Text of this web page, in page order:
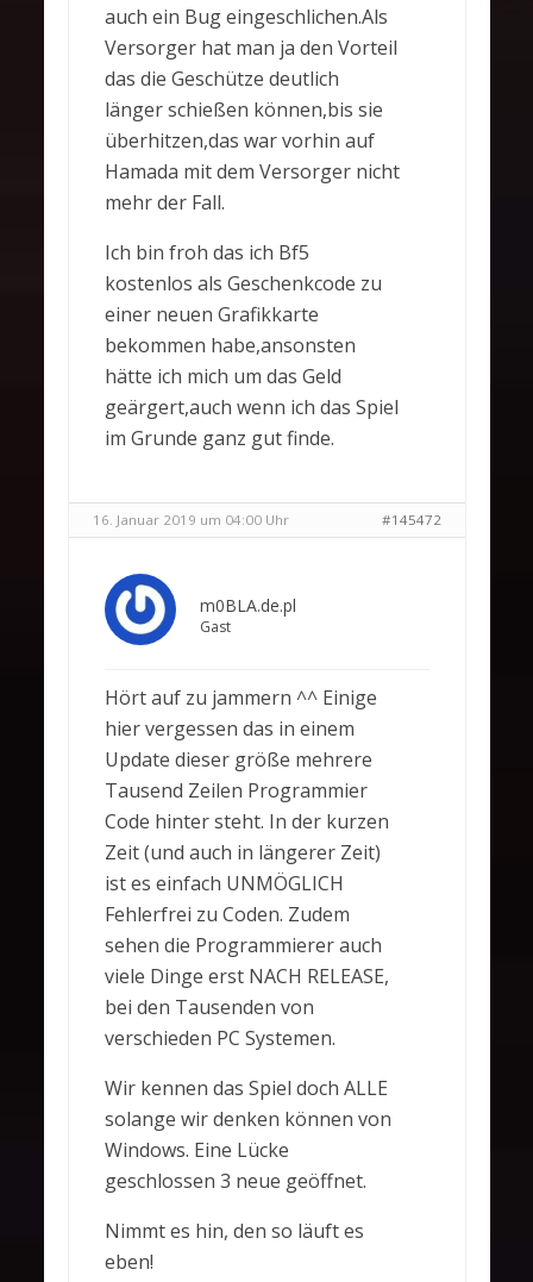
auch ein Bug eingeschlichen.Als
Versorger hat man ja den Vorteil
das die Geschütze deutlich
länger schießen können,bis sie
überhitzen,das war vorhin auf
Hamada mit dem Versorger nicht
mehr der Fall.
Ich bin froh das ich Bf5
kostenlos als Geschenkcode zu
einer neuen Grafikkarte
bekommen habe,ansonsten
hätte ich mich um das Geld
geärgert,auch wenn ich das Spiel
im Grunde ganz gut finde.
16. Januar 2019 um 04:00 Uhr #145472
m0BLA.de.pl
Gast
Hört auf zu jammern ^^ Einige
hier vergessen das in einem
Update dieser größe mehrere
Tausend Zeilen Programmier
Code hinter steht. In der kurzen
Zeit (und auch in längerer Zeit)
ist es einfach UNMÖGLICH
Fehlerfrei zu Coden. Zudem
sehen die Programmierer auch
viele Dinge erst NACH RELEASE,
bei den Tausenden von
verschieden PC Systemen.
Wir kennen das Spiel doch ALLE
solange wir denken können von
Windows. Eine Lücke
geschlossen 3 neue geöffnet.
Nimmt es hin, den so läuft es
eben!